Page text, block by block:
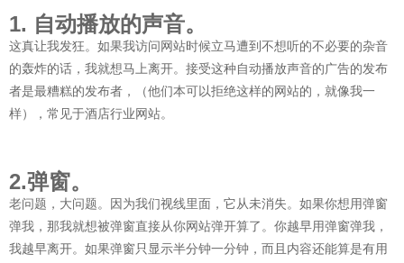
1. 自动播放的声音。
这真让我发狂。如果我访问网站时候立马遭到不想听的不必要的杂音
的轰炸的话，我就想马上离开。接受这种自动播放声音的广告的发布
者是最糟糕的发布者，（他们本可以拒绝这样的网站的，就像我一
样），常见于酒店行业网站。
2.弹窗。
老问题，大问题。因为我们视线里面，它从未消失。如果你想用弹窗
弹我，那我就想被弹窗直接从你网站弹开算了。你越早用弹窗弹我，
我越早离开。如果弹窗只显示半分钟一分钟，而且内容还能算是有用